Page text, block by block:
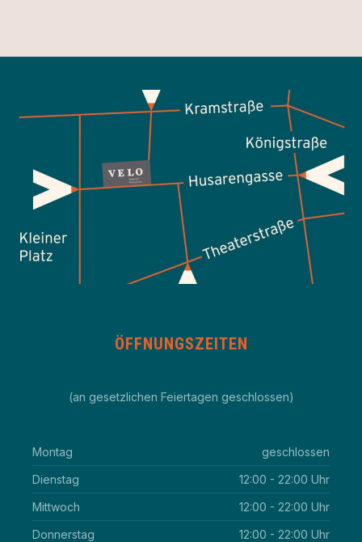
ÖFFNUNGSZEITEN
(an gesetzlichen Feiertagen geschlossen)
Montag
geschlossen
Dienstag
12:00 - 22:00 Uhr
Mittwoch
12:00 - 22:00 Uhr
Donnerstag
12:00 - 22:00 Uhr